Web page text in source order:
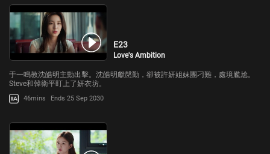
E23
Love's Ambition
于一鳴教沈皓明主動出擊。沈皓明獻慇勤，卻被許妍姐妹團刁難，處境尷尬。
Steve和韓衛平盯上了妍衣坊。
46mins Ends 25 Sep 2030